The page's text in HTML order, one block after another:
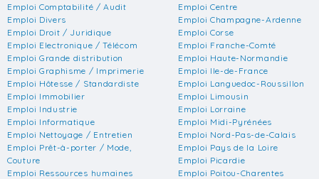
Emploi Comptabilité / Audit
Emploi Divers
Emploi Droit / Juridique
Emploi Electronique / Télécom
Emploi Grande distribution
Emploi Graphisme / Imprimerie
Emploi Hôtesse / Standardiste
Emploi Immobilier
Emploi Industrie
Emploi Informatique
Emploi Nettoyage / Entretien
Emploi Prêt-à-porter / Mode,
Couture
Emploi Ressources humaines
Emploi Centre
Emploi Champagne-Ardenne
Emploi Corse
Emploi Franche-Comté
Emploi Haute-Normandie
Emploi Ile-de-France
Emploi Languedoc-Roussillon
Emploi Limousin
Emploi Lorraine
Emploi Midi-Pyrénées
Emploi Nord-Pas-de-Calais
Emploi Pays de la Loire
Emploi Picardie
Emploi Poitou-Charentes